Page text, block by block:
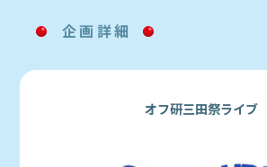
企画詳細
オフ研三田祭ライブ